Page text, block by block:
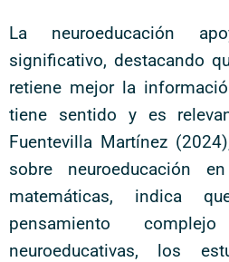
La neuroeducación
significativo, destacando
retiene mejor la
tiene sentido y es
Fuentevilla Martínez
sobre neuroeducación
matemáticas, indica
pensamiento
neuroeducativas, los